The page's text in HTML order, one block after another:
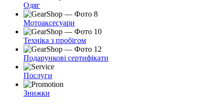
Одяг
Мотоаксесуари
Техніка з пробігом
Подарункові сертифікати
Послуги
Знижки